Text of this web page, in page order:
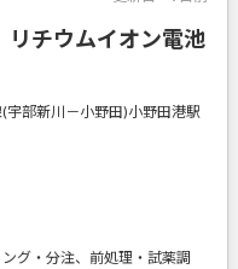
リチウムイオン電池
部新川－小野田)小野田港駅
グ・分注、前処理・試薬調